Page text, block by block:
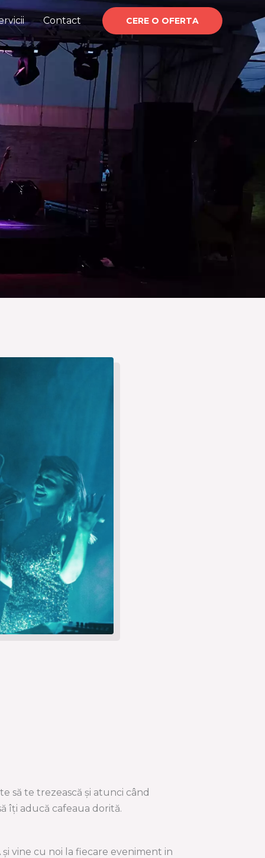
Contact CERE O OFERTA
să te trezească și atunci când
îți aducă cafeaua dorită.
vine cu noi la fiecare eveniment in